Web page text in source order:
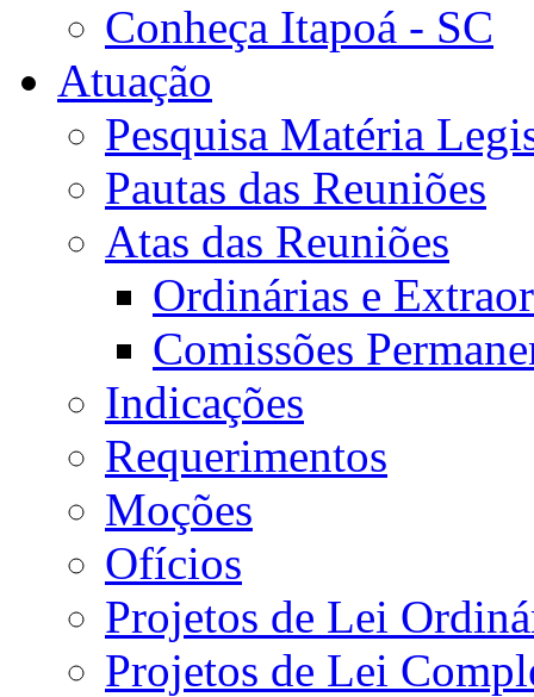
Conheça Itapoá - SC
Atuação
Pesquisa Matéria
Pautas das Reuniões
Atas das Reuniões
Ordinárias e
Comissões
Indicações
Requerimentos
Moções
Ofícios
Projetos de Lei
Projetos de Lei